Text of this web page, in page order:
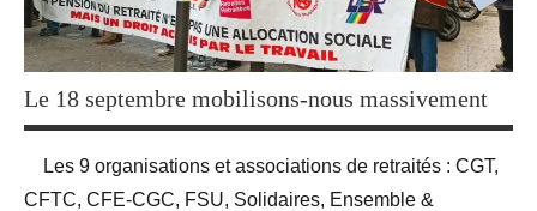
Revendications
Le 18 septembre mobilisons-nous massivement
Les 9 organisations et associations de retraités : CGT,
CFTC, CFE-CGC, FSU, Solidaires, Ensemble &